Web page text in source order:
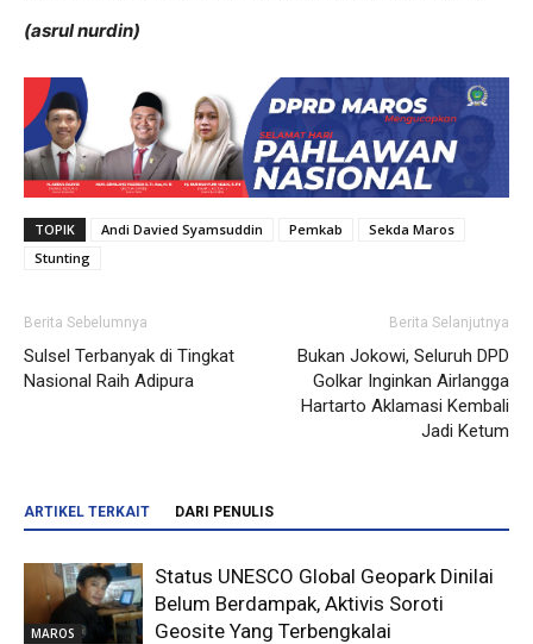
(asrul nurdin)
TOPIK Andi Davied Syamsuddin Pemkab
Sekda Maros
Stunting
Berita Sebelumnya
Sulsel Terbanyak di Tingkat
Nasional Raih Adipura
Berita Selanjutnya
Bukan Jokowi, Seluruh DPD
Golkar Inginkan Airlangga
Hartarto Aklamasi Kembali
Jadi Ketum
ARTIKEL TERKAIT DARI PENULIS
MAROS
Status UNESCO Global Geopark Dinilai
Belum Berdampak, Aktivis Soroti
Geosite Yang Terbengkalai